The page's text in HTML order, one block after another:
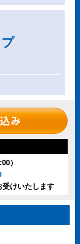
）
けいたします